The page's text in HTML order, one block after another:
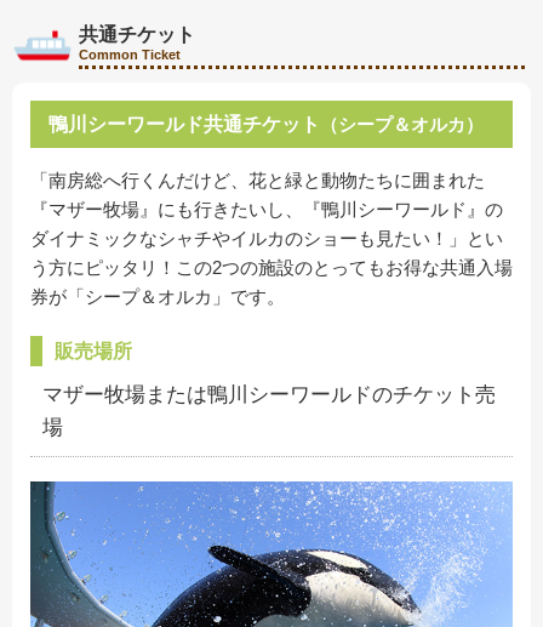
共通チケット
Common Ticket
鴨川シーワールド共通チケット （シープ＆オルカ）
「南房総へ行くんだけど、花と緑と動物たちに囲まれた
『マザー牧場』にも行きたいし、『鴨川シーワールド』の
ダイナミックなシャチやイルカのショーも見たい！」とい
う方にピッタリ！この2つの施設のとってもお得な共通入場
券が「シープ＆オルカ」です。
販売場所
マザー牧場または鴨川シーワールドのチケット売
場